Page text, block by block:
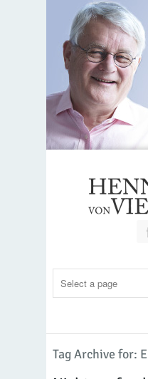
Tag Archive for: